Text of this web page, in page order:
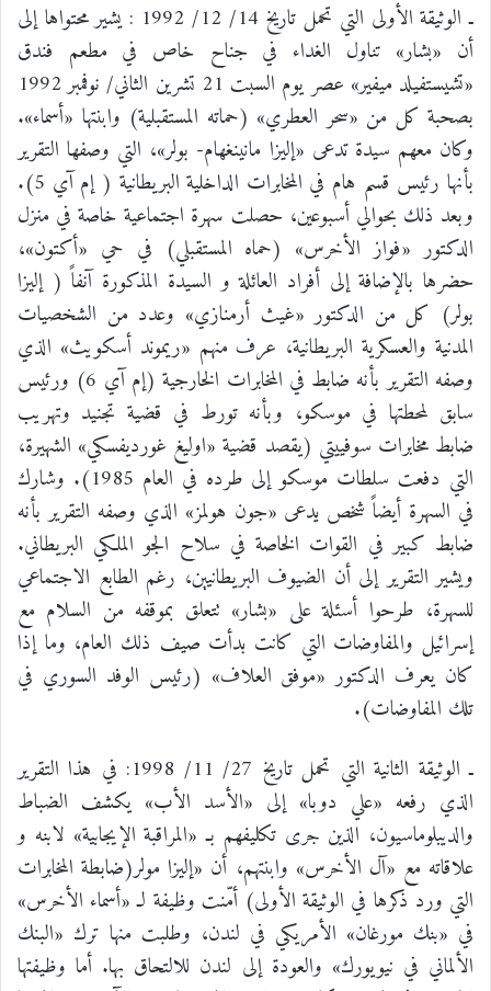
ـ الوثيقة الأولى التي تحمل تاريخ 14/ 12/ 1992 : يشير محتواها إلى
أن «بشار» تناول الغداء في جناح خاص في مطعم فندق
«تشيستفيلد ميفير» عصر يوم السبت 21 تشرين الثاني/ نوفمبر 1992
بصحبة كل من «سحر العطري» (حماته المستقبلية) وابنتها «أسماء».
وكان معهم سيدة تدعى «إليزا مانينغهام- بولر»، التي وصفها التقرير
بأنها رئيس قسم هام في المخابرات الداخلية البريطانية ( إم آي 5).
وبعد ذلك بحوالي أسبوعين، حصلت سهرة اجتماعية خاصة في منزل
الدكتور «فواز الأخرس» (حماه المستقبلي) في حي «أكتون»،
حضرها بالإضافة إلى أفراد العائلة و السيدة المذكورة آنفاً ( إليزا
بولر) كل من الدكتور «غيث أرمنازي» وعدد من الشخصيات
المدنية والعسكرية البريطانية، عرف منهم «ريموند أسكويث» الذي
وصفه التقرير بأنه ضابط في المخابرات الخارجية (إم آي 6) ورئيس
سابق لمحطتها في موسكو، وبأنه تورط في قضية تجنيد وتهريب
ضابط مخابرات سوفييتي (يقصد قضية «اوليغ غورديفسكي» الشهيرة،
التي دفعت سلطات موسكو إلى طرده في العام 1985). وشارك
في السهرة أيضاً شخص يدعى «جون هولمز» الذي وصفه التقرير بأنه
ضابط كبير في القوات الخاصة في سلاح الجو الملكي البريطاني.
ويشير التقرير إلى أن الضيوف البريطانيين، رغم الطابع الاجتماعي
للسهرة، طرحوا أسئلة على «بشار» تتعلق بموقفه من السلام مع
إسرائيل والمفاوضات التي كانت بدأت صيف ذلك العام، وما إذا
كان يعرف الدكتور «موفق العلاف» (رئيس الوفد السوري في
تلك المفاوضات).
ـ الوثيقة الثانية التي تحمل تاريخ 27/ 11/ 1998: في هذا التقرير
الذي رفعه «علي دوبا» إلى «الأسد الأب» يكشف الضباط
والديبلوماسيون، الذين جرى تكليفهم بـ «المراقبة الإيجابية» لابنه و
علاقاته مع «آل الأخرس» وابنتهم، أن «إليزا مولر(ضابطة المخابرات
التي ورد ذكرها في الوثيقة الأولى) أمّنت وظيفة لـ «أسماء الأخرس»
في «بنك مورغان» الأمريكي في لندن، وطلبت منها ترك «البنك
الألماني في نيويورك» والعودة إلى لندن للالتحاق بها. أما وظيفتها